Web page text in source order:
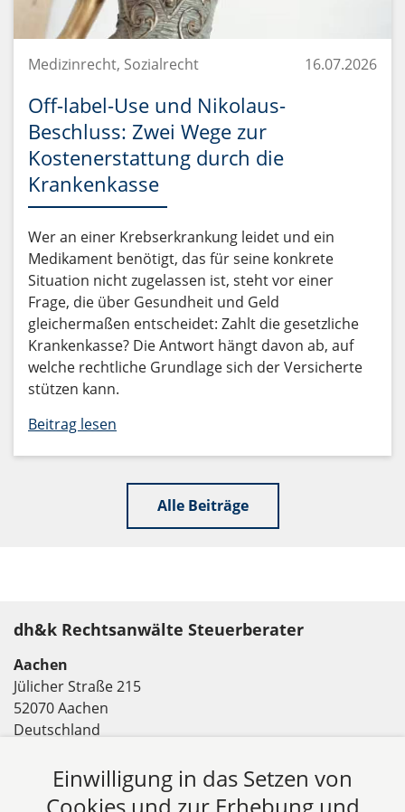
Medizinrecht, Sozialrecht 16.07.2026
Off-label-Use und Nikolaus-
Beschluss: Zwei Wege zur
Kostenerstattung durch die
Krankenkasse
Wer an einer Krebserkrankung leidet und ein
Medikament benötigt, das für seine konkrete
Situation nicht zugelassen ist, steht vor einer
Frage, die über Gesundheit und Geld
gleichermaßen entscheidet: Zahlt die gesetzliche
Krankenkasse? Die Antwort hängt davon ab, auf
welche rechtliche Grundlage sich der Versicherte
stützen kann.
Beitrag lesen
Alle Beiträge
dh&k Rechtsanwälte Steuerberater
Aachen
Jülicher Straße 215
52070 Aachen
Deutschland
Fax: +49 241 94621-111
E-Mail:
kanzlei@dhk-law.com
Einwilligung in das Setzen von